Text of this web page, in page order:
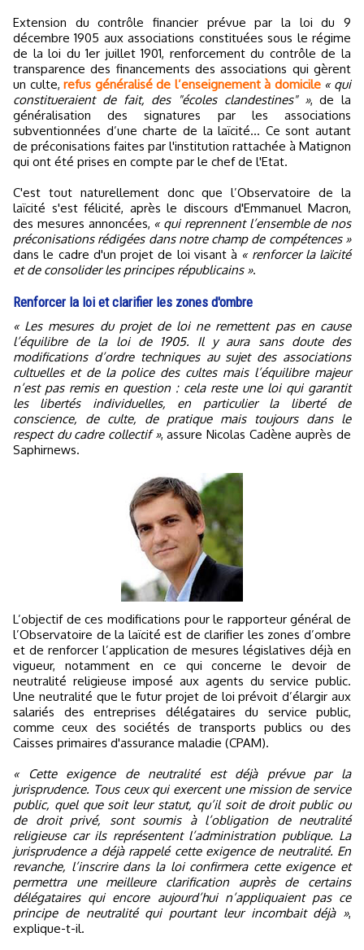
Extension du contrôle financier prévue par la loi du 9
décembre 1905 aux associations constituées sous le régime
de la loi du 1er juillet 1901, renforcement du contrôle de la
transparence des financements des associations qui gèrent
un culte,refus généralisé de l’enseignement à domicile « qui
constitueraient de fait, des "écoles clandestines" », de la
généralisation des signatures par les associations
subventionnées d’une charte de la laïcité... Ce sont autant
de préconisations faites par l'institution rattachée à Matignon
qui ont été prises en compte par le chef de l'Etat.
C'est tout naturellement donc que l’Observatoire de la
laïcité s'est félicité, après le discours d'Emmanuel Macron,
des mesures annoncées, « qui reprennent l’ensemble de nos
préconisations rédigées dans notre champ de compétences »
dans le cadre d'un projet de loi visant à « renforcer la laïcité
et de consolider les principes républicains ».
Renforcer la loi et clarifier les zones d'ombre
« Les mesures du projet de loi ne remettent pas en cause
l’équilibre de la loi de 1905. Il y aura sans doute des
modifications d’ordre techniques au sujet des associations
cultuelles et de la police des cultes mais l’équilibre majeur
n’est pas remis en question : cela reste une loi qui garantit
les libertés individuelles, en particulier la liberté de
conscience, de culte, de pratique mais toujours dans le
respect du cadre collectif », assure Nicolas Cadène auprès de
Saphirnews.
L’objectif de ces modifications pour le rapporteur général de
l’Observatoire de la laïcité est de clarifier les zones d’ombre
et de renforcer l’application de mesures législatives déjà en
vigueur, notamment en ce qui concerne le devoir de
neutralité religieuse imposé aux agents du service public.
Une neutralité que le futur projet de loi prévoit d’élargir aux
salariés des entreprises délégataires du service public,
comme ceux des sociétés de transports publics ou des
Caisses primaires d'assurance maladie (CPAM).
« Cette exigence de neutralité est déjà prévue par la
jurisprudence. Tous ceux qui exercent une mission de service
public, quel que soit leur statut, qu’il soit de droit public ou
de droit privé, sont soumis à l’obligation de neutralité
religieuse car ils représentent l’administration publique. La
jurisprudence a déjà rappelé cette exigence de neutralité. En
revanche, l’inscrire dans la loi confirmera cette exigence et
permettra une meilleure clarification auprès de certains
délégataires qui encore aujourd’hui n’appliquaient pas ce
principe de neutralité qui pourtant leur incombait déjà »,
explique-t-il.